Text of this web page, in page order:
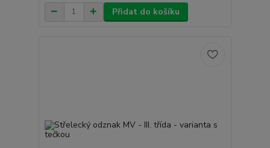
Přidat do košíku